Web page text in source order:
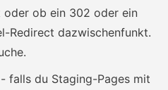
ob ein 302 oder ein
Redirect dazwischenfunkt.
- falls du Staging-Pages mit